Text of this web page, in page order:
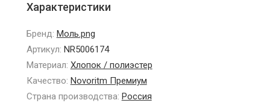
Характеристики
Бренд: Моль.png
Артикул: NR5006174
Материал: Хлопок / полиэстер
Качество: Novoritm Премиум
Страна производства: Россия